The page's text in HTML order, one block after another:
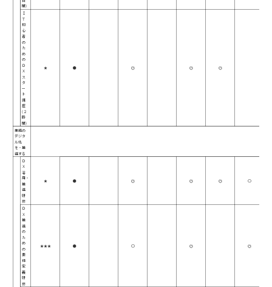
間)
Ｉ
Ｔ
初
心
者
の
た
め
の
Ｄ
Ｘ
ス
タ
ー
ト
講
座
(２
時
間)
★ ● ◎ ◎ ◎
業務の
デジタ
ル化
を・推
進する
Ｄ
Ｘ
活
用・
推
進
研
修
★ ● ◎ ◎ ◎ ○
Ｄ
Ｘ
推
進
の
た
め
の
要
件
定
義
研
修
★★★ ● ○ ◎ ◎